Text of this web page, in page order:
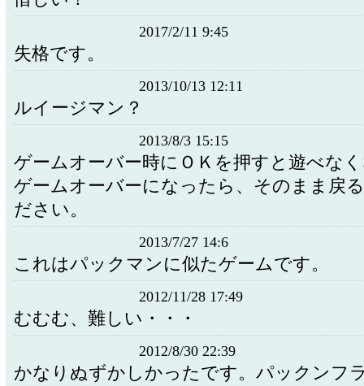
2017/2/11 9:45
失格です。
2013/10/13 12:11
ルイージマン？
2013/8/3 15:15
ゲームオーバー時にＯＫを押すと遊べな
ゲームオーバーになったら、そのまま戻
ださい。
2013/7/27 14:6
これはパックマンに似たゲームです。
2012/11/28 17:49
むむむ、難しい・・・
2012/8/30 22:39
かなりぬずかしかったです。パックンフ